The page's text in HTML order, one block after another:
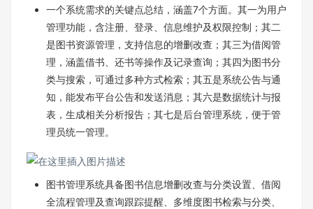
一个系统需求的关键点总结，涵盖7个方面。其一为用户
管理功能，含注册、登录、信息维护及权限控制；其二
是图书资源管理，支持信息的增删改查；其三为借阅管
理，涵盖借书、还书等操作及记录查询；其四为图书分
类与搜索，可通过多种方式检索；其五是系统公告与通
知，能发布平台公告和发送消息；其六是数据统计与报
表，生成相关分析报告；其七是后台管理系统，便于管
理员统一管理。
图书管理系统具备图书信息增删改查与分类设置、借阅
全流程管理及查询跟踪提醒、多维度图书检索与分类、